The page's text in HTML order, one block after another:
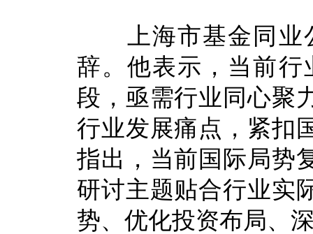
上海市基金同业公
辞。他表示，当前
段，亟需行业同心聚
行业发展痛点，紧扣
指出，当前国际局势
研讨主题贴合行业实
势、优化投资布局、